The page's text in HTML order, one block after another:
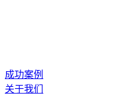
成功案例
关于我们